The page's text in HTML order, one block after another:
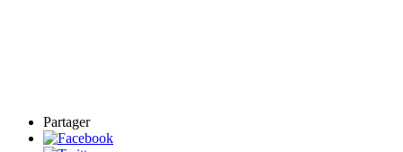
Partager